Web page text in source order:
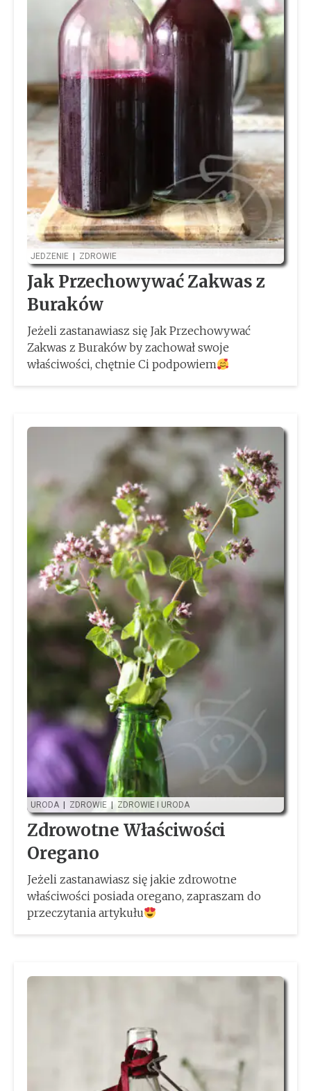
JEDZENIE ZDROWIE
Jak Przechowywać Zakwas z
Buraków
Jeżeli zastanawiasz się Jak Przechowywać
Zakwas z Buraków by zachował swoje
właściwości, chętnie Ci podpowiem
URODA ZDROWIE ZDROWIE I URODA
Zdrowotne Właściwości
Oregano
Jeżeli zastanawiasz się jakie zdrowotne
właściwości posiada oregano, zapraszam do
przeczytania artykułu